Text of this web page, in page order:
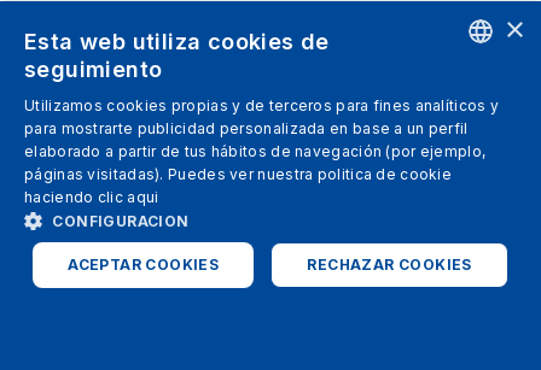
SPANISH
ITALIAN
ENGLISH
×
Esta web utiliza cookies de
seguimiento
Utilizamos cookies propias y de terceros para fines analíticos y
para mostrarte publicidad personalizada en base a un perfil
elaborado a partir de tus hábitos de navegación (por ejemplo,
páginas visitadas). Puedes ver nuestra politica de cookie
haciendo clic aqui
CONFIGURACION
ACEPTAR COOKIES RECHAZAR COOKIES